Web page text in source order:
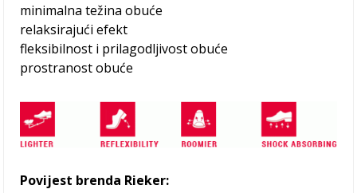
minimalna težina obuće
relaksirajući efekt
fleksibilnost i prilagodljivost obuće
prostranost obuće
Povijest brenda Rieker: